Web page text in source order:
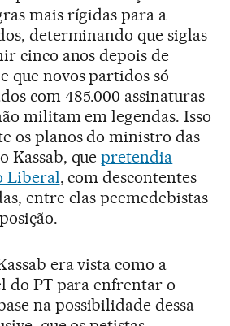
mais rígidas para a
determinando que siglas
cinco anos depois de
que novos partidos só
com 485.000 assinaturas
militam em legendas. Isso
os planos do ministro das
Kassab, quepretendia
Liberal, com descontentes
entre elas peemedebistas
era vista como a
do PT para enfrentar o
na possibilidade dessa